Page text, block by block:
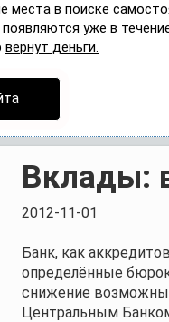
места в поиске
уже в
вернут деньги.
Вклады:
2012-11-01
Банк, как
определённые
снижение
Центральным